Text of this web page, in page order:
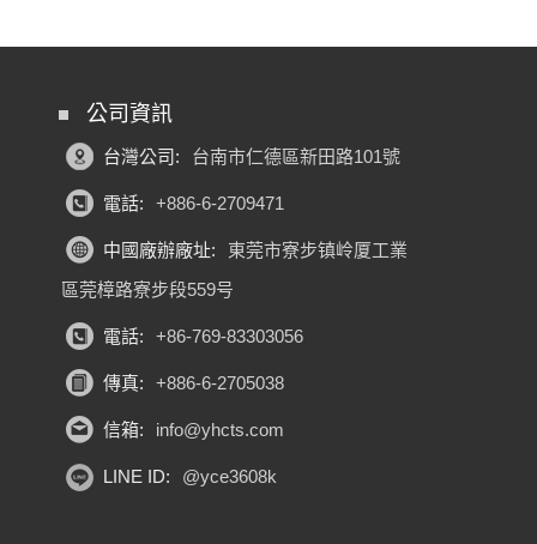
公司資訊
台灣公司: 台南市仁德區新田路101號
電話: +886-6-2709471
中國廠辦廠址:
東莞市寮步镇岭厦工業
區莞樟路寮步段559号
電話: +86-769-83303056
傳真: +886-6-2705038
信箱: info@yhcts.com
LINE ID: @yce3608k